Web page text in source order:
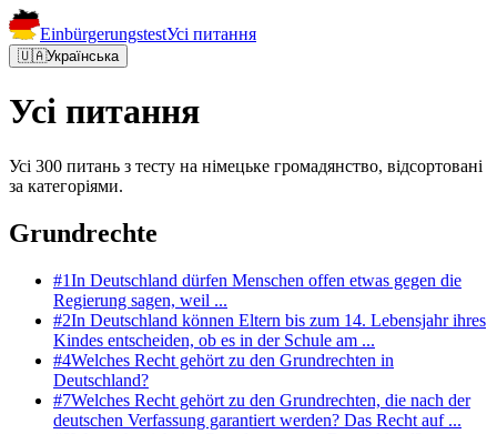
EinbürgerungstestУсі питання
🇺🇦Українська
Усі питання
Усі 300 питань з тесту на німецьке громадянство, відсортовані
за категоріями.
Grundrechte
#1In Deutschland dürfen Menschen offen etwas gegen die
Regierung sagen, weil ...
#2In Deutschland können Eltern bis zum 14. Lebensjahr ihres
Kindes entscheiden, ob es in der Schule am ...
#4Welches Recht gehört zu den Grundrechten in
Deutschland?
#7Welches Recht gehört zu den Grundrechten, die nach der
deutschen Verfassung garantiert werden? Das Recht auf ...